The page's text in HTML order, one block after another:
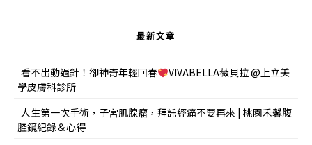
最新文章
看不出動過針！卻神奇年輕回春
VIVABELLA薇貝拉 @上立美
學皮膚科診所
人生第一次手術，子宮肌腺瘤，拜託經痛不要再來 | 桃園禾馨腹
腔鏡紀錄＆心得